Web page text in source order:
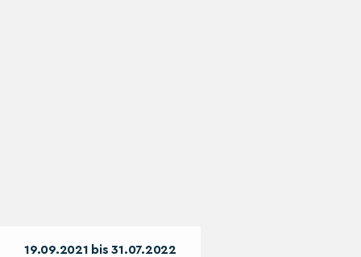
19.09.2021 bis 31.07.2022